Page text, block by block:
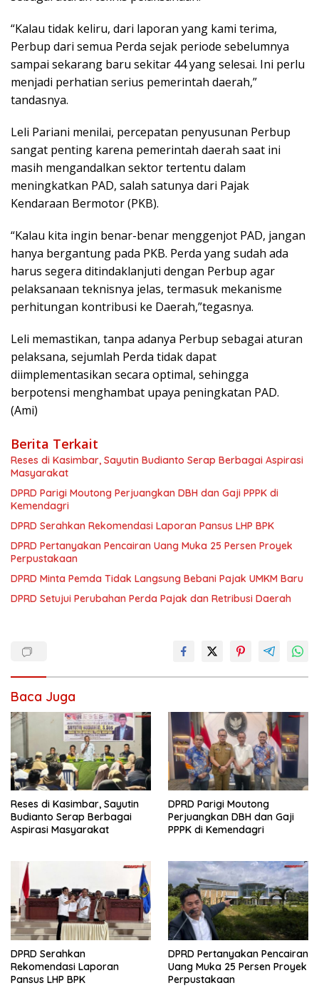
“Kalau tidak keliru, dari laporan yang kami terima,
Perbup dari semua Perda sejak periode sebelumnya
sampai sekarang baru sekitar 44 yang selesai. Ini perlu
menjadi perhatian serius pemerintah daerah,”
tandasnya.
Leli Pariani menilai, percepatan penyusunan Perbup
sangat penting karena pemerintah daerah saat ini
masih mengandalkan sektor tertentu dalam
meningkatkan PAD, salah satunya dari Pajak
Kendaraan Bermotor (PKB).
“Kalau kita ingin benar-benar menggenjot PAD, jangan
hanya bergantung pada PKB. Perda yang sudah ada
harus segera ditindaklanjuti dengan Perbup agar
pelaksanaan teknisnya jelas, termasuk mekanisme
perhitungan kontribusi ke Daerah,”tegasnya.
Leli memastikan, tanpa adanya Perbup sebagai aturan
pelaksana, sejumlah Perda tidak dapat
diimplementasikan secara optimal, sehingga
berpotensi menghambat upaya peningkatan PAD.
(Ami)
Berita Terkait
Reses di Kasimbar, Sayutin Budianto Serap Berbagai Aspirasi
Masyarakat
DPRD Parigi Moutong Perjuangkan DBH dan Gaji PPPK di
Kemendagri
DPRD Serahkan Rekomendasi Laporan Pansus LHP BPK
DPRD Pertanyakan Pencairan Uang Muka 25 Persen Proyek
Perpustakaan
DPRD Minta Pemda Tidak Langsung Bebani Pajak UMKM Baru
DPRD Setujui Perubahan Perda Pajak dan Retribusi Daerah
Baca Juga
Reses di Kasimbar, Sayutin
Budianto Serap Berbagai
Aspirasi Masyarakat
DPRD Parigi Moutong
Perjuangkan DBH dan Gaji
PPPK di Kemendagri
DPRD Serahkan
Rekomendasi Laporan
Pansus LHP BPK
DPRD Pertanyakan Pencairan
Uang Muka 25 Persen Proyek
Perpustakaan